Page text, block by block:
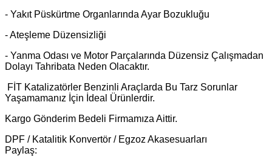
- Yakıt Püskürtme Organlarında Ayar Bozukluğu
- Ateşleme Düzensizliği
- Yanma Odası ve Motor Parçalarında Düzensiz Çalışmadan
Dolayı Tahribata Neden Olacaktır.
FİT Katalizatörler Benzinli Araçlarda Bu Tarz Sorunlar
Yaşamamanız İçin İdeal Ürünlerdir.
Kargo Gönderim Bedeli Firmamıza Aittir.
DPF / Katalitik Konvertör / Egzoz Akasesuarları
Paylaş: